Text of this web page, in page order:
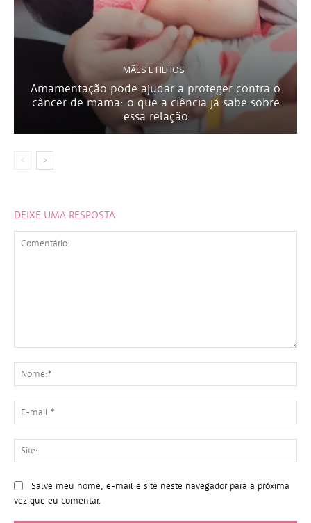
MÃES E FILHOS
Amamentação pode ajudar a proteger contra o
câncer de mama: o que a ciência já sabe sobre
essa relação
DEIXE UMA RESPOSTA
Salve meu nome, e-mail e site neste navegador para a próxima
vez que eu comentar.